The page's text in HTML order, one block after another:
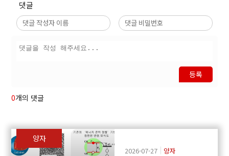
댓글
등록
0개의 댓글
양자
2026-07-27 양자